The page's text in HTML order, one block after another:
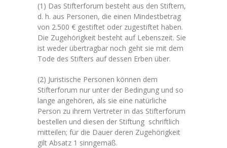
(1) Das Stifterforum besteht aus den Stiftern,
d. h. aus Personen, die einen Mindestbetrag
von 2.500 € gestiftet oder zugestiftet haben.
Die Zugehörigkeit besteht auf Lebenszeit. Sie
ist weder übertragbar noch geht sie mit dem
Tode des Stifters auf dessen Erben über.
(2) Juristische Personen können dem
Stifterforum nur unter der Bedingung und so
lange angehören, als sie eine natürliche
Person zu ihrem Vertreter in das Stifterforum
bestellen und diesen der Stiftung schriftlich
mitteilen; für die Dauer deren Zugehörigkeit
gilt Absatz 1 sinngemäß.